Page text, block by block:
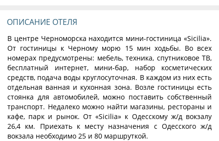
ОПИСАНИЕ ОТЕЛЯ
В центре Черноморска находится мини-гостиница «Sicilia».
От гостиницы к Черному морю 15 мин ходьбы. Во всех
номерах предусмотрены: мебель, техника, спутниковое ТВ,
бесплатный интернет, мини-бар, набор косметических
средств, подача воды круглосуточная. В каждом из них есть
отдельная ванная и кухонная зона. Возле гостиницы есть
стоянка для автомобилей, можно поставить собственный
транспорт. Недалеко можно найти магазины, рестораны и
кафе, парк и рынок. От «Sicilia» к Одесскому ж/д вокзалу
26,4 км. Приехать к месту назначения с Одесского ж/д
вокзала необходимо 25 и 80 маршруткой.